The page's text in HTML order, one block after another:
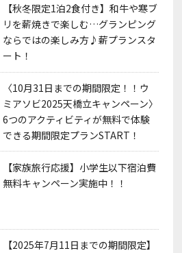
【秋冬限定1泊2食付き】和牛や寒ブ
リを薪焼きで楽しむ…グランピング
ならではの楽しみ方♪薪プランスタ
ート！
〈10月31日までの期間限定！！ウ
ミアソビ2025天橋立キャンペーン〉
6つのアクティビティが無料で体験
できる期間限定プランSTART！
【家族旅行応援】小学生以下宿泊費
無料キャンペーン実施中！！
【2025年7月11日までの期間限定】